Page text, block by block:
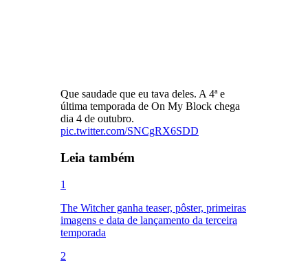
Que saudade que eu tava deles. A 4ª e
última temporada de On My Block chega
dia 4 de outubro.
pic.twitter.com/SNCgRX6SDD
Leia também
1
The Witcher ganha teaser, pôster, primeiras
imagens e data de lançamento da terceira
temporada
2